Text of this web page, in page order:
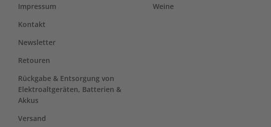
Impressum
Kontakt
Newsletter
Retouren
Rückgabe & Entsorgung von
Elektroaltgeräten, Batterien &
Akkus
Versand
Weine